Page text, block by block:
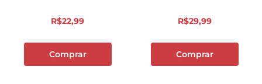
R$22,99
Comprar
R$29,99
Comprar